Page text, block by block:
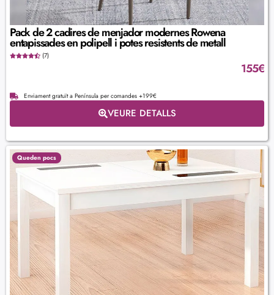
Pack de 2 cadires de menjador modernes Rowena
entapissades en polipell i potes resistents de metall
(7)
155€
Enviament gratuït a Península per comandes +199€
VEURE DETALLS
Queden pocs